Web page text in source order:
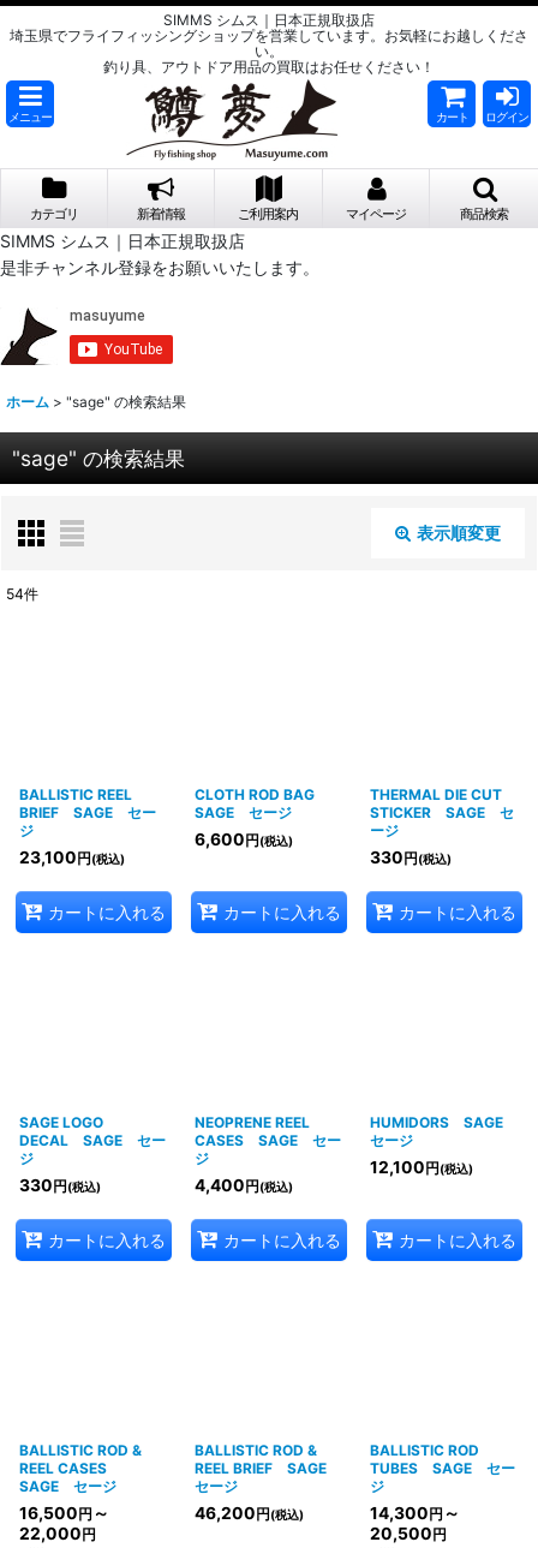
SIMMS シムス｜日本正規取扱店
埼玉県でフライフィッシングショップを営業しています。お気軽にお越しくださ
い。
釣り具、アウトドア用品の買取はお任せください！
メニュー カート ログイン
カテゴリ 新着情報 ご利用案内 マイページ 商品検索
SIMMS シムス｜日本正規取扱店
是非チャンネル登録をお願いいたします。
ホーム > "sage" の検索結果
"sage" の検索結果
表示順変更
絞り込む
54件
BALLISTIC REEL
BRIEF SAGE セー
ジ
23,100 円 (税込)
カートに入れる
CLOTH ROD BAG
SAGE セージ
6,600 円 (税込)
カートに入れる
THERMAL DIE CUT
STICKER SAGE セ
ージ
330 円 (税込)
カートに入れる
SAGE LOGO
DECAL SAGE セー
ジ
330 円 (税込)
カートに入れる
NEOPRENE REEL
CASES SAGE セー
ジ
4,400 円 (税込)
カートに入れる
HUMIDORS SAGE
セージ
12,100 円 (税込)
カートに入れる
BALLISTIC ROD &
REEL CASES
SAGE セージ
16,500 円 ～
22,000 円
BALLISTIC ROD &
REEL BRIEF SAGE
セージ
46,200 円 (税込)
BALLISTIC ROD
TUBES SAGE セー
ジ
14,300 円 ～
20,500 円